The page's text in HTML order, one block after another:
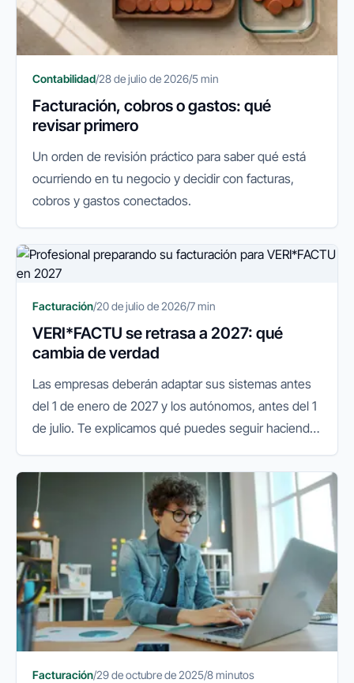
Contabilidad/28 de julio de 2026/5 min
Facturación, cobros o gastos: qué
revisar primero
Un orden de revisión práctico para saber qué está
ocurriendo en tu negocio y decidir con facturas,
cobros y gastos conectados.
Facturación/20 de julio de 2026/7 min
VERI*FACTU se retrasa a 2027: qué
cambia de verdad
Las empresas deberán adaptar sus sistemas antes
del 1 de enero de 2027 y los autónomos, antes del 1
de julio. Te explicamos qué puedes seguir haciendo
Facturación/29 de octubre de 2025/8 minutos